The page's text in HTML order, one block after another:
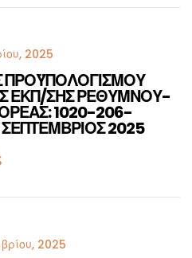
2025
ΠΡΟΫΠΟΛΟΓΙΣΜΟΥ
ΕΚΠ/ΣΗΣ ΡΕΘΥΜΝΟΥ-
1020-206-
2025
2025